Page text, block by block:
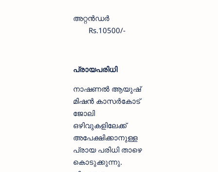
അറ്റൻഡർ
Rs.10500/-
പ്രായപരിധി
നാഷണൽ ആയുഷ്
മിഷൻ കാസർകോട്
ജോലി
ഒഴിവുകളിലേക്ക്
അപേക്ഷിക്കാനുള്ള
പ്രായ പരിധി താഴെ
കൊടുക്കുന്നു.